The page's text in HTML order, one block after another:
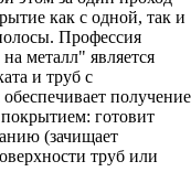
как с одной, так и
Профессия
металл" является
и труб с
получение
готовит
(зачищает
труб или